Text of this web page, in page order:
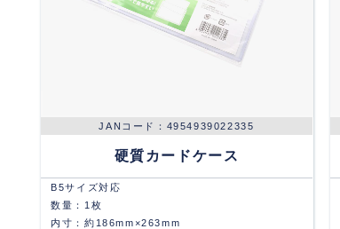
4954939022335
硬質カードケース
B5サイズ対応
数量：1枚
内寸：約186mm×263mm